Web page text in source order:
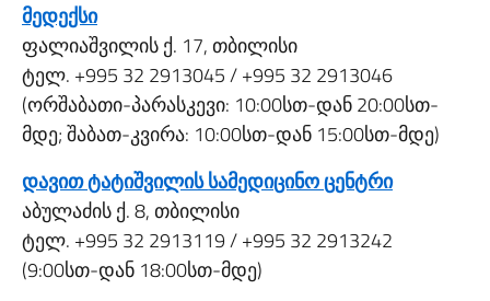
მედექსი
ფალიაშვილის ქ. 17, თბილისი
ტელ. +995 32 2913045 / +995 32 2913046
(ორშაბათი-პარასკევი: 10:00სთ-დან 20:00სთ-
მდე; შაბათ-კვირა: 10:00სთ-დან 15:00სთ-მდე)
დავით ტატიშვილის სამედიცინო ცენტრი
აბულაძის ქ. 8, თბილისი
ტელ. +995 32 2913119 / +995 32 2913242
(9:00სთ-დან 18:00სთ-მდე)